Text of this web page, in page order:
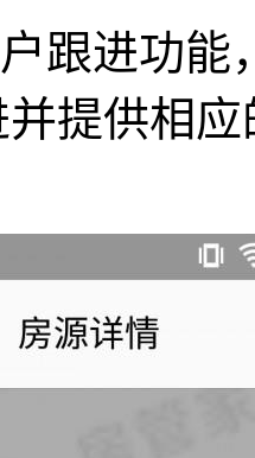
跟进功能
提供相